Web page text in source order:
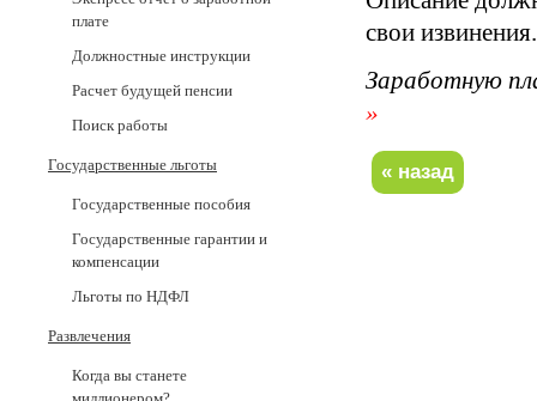
плате
Должностные инструкции
Расчет будущей пенсии
Поиск работы
Государственные льготы
Государственные пособия
Государственные гарантии и
компенсации
Льготы по НДФЛ
Развлечения
Когда вы станете
свои извинения.
Заработную
»